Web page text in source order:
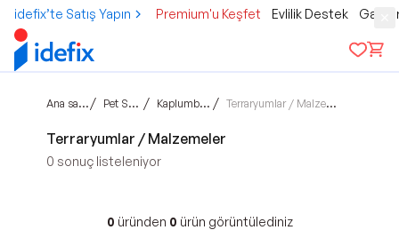
idefix’te Satış Yapın Premium'u Keşfet Evlilik Destek
Ana sayfa/ Pet Shop / Kaplumbağa / Terraryumlar / Malzemeler
Terraryumlar / Malzemeler
0 sonuç listeleniyor
0 üründen 0 ürün görüntülediniz